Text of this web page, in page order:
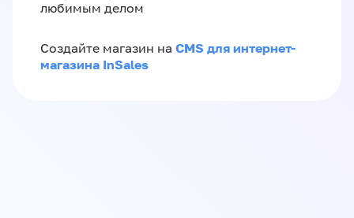
любимым делом
Создайте магазин на CMS для интернет-
магазина InSales